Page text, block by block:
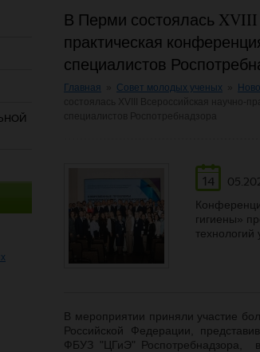
В Перми состоялась
практическая
специалистов
Главная Совет молодых ученых
14
гигиены»
В мероприятии приняли участие
Российской Федерации,
ФБУЗ "ЦГиЭ" Роспотребнадзора,